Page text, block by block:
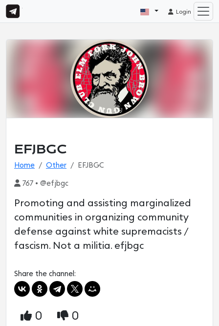
Login
EFJBGC
Home Other EFJBGC
767 • @efjbgc
Promoting and assisting marginalized
communities in organizing community
defense against white supremacists /
fascism. Not a militia. efjbgc
Share the channel:
0 0